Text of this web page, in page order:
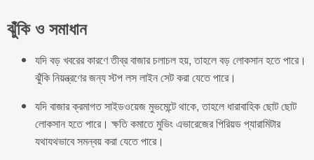
ঝুঁকি ও সমাধান
যদি বড় খবরের কারণে তীব্র বাজার চলাচল হয়, তাহলে বড় লোকসান হতে পারে।
ঝুঁকি নিয়ন্ত্রণের জন্য স্টপ লস লাইন সেট করা যেতে পারে।
যদি বাজার ক্রমাগত সাইডওয়েজ মুভমেন্টে থাকে, তাহলে ধারাবাহিক ছোট ছোট
লোকসান হতে পারে। ক্ষতি কমাতে মুভিং এভারেজের পিরিয়ড প্যারামিটার
যথাযথভাবে সমন্বয় করা যেতে পারে।